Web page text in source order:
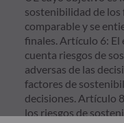
sostenibilidad de los
comparable y se
finales. Artículo 6: El
cuenta riesgos de
adversas de las
factores de
decisiones. Artículo
los riesgos de